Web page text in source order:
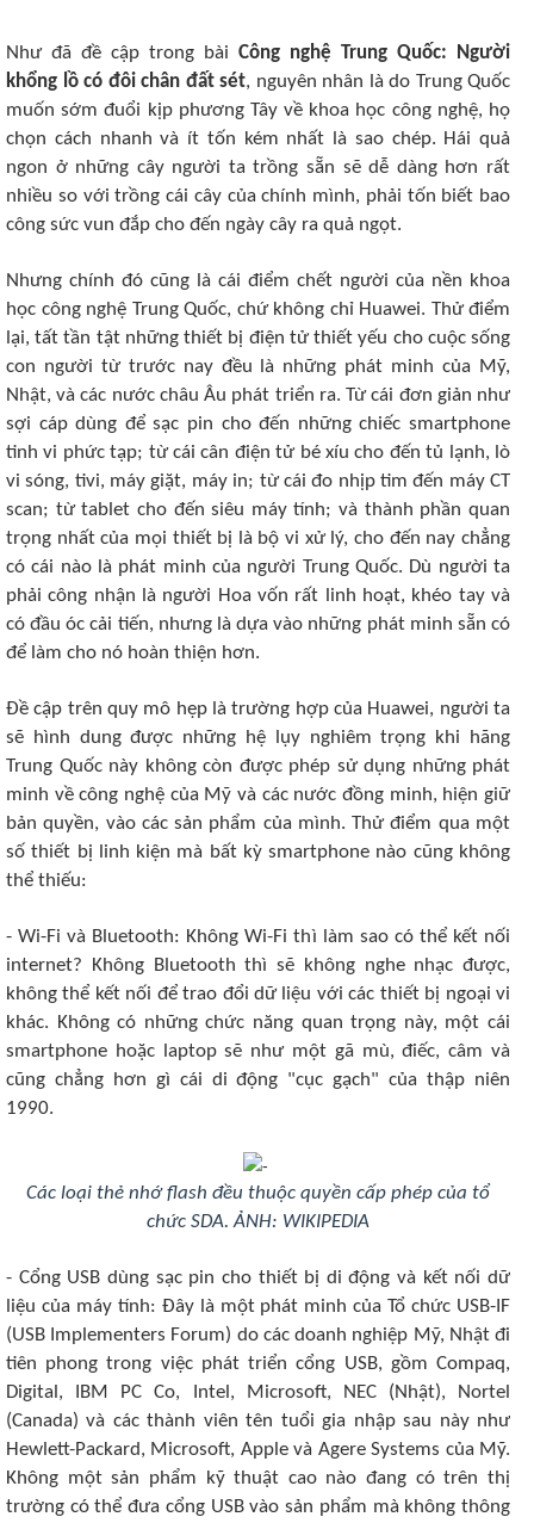
Như đã đề cập trong bài Công nghệ Trung Quốc: Người
khổng lồ có đôi chân đất sét, nguyên nhân là do Trung Quốc
muốn sớm đuổi kịp phương Tây về khoa học công nghệ, họ
chọn cách nhanh và ít tốn kém nhất là sao chép. Hái quả
ngon ở những cây người ta trồng sẵn sẽ dễ dàng hơn rất
nhiều so với trồng cái cây của chính mình, phải tốn biết bao
công sức vun đắp cho đến ngày cây ra quả ngọt.
Nhưng chính đó cũng là cái điểm chết người của nền khoa
học công nghệ Trung Quốc, chứ không chỉ Huawei. Thử điểm
lại, tất tần tật những thiết bị điện tử thiết yếu cho cuộc sống
con người từ trước nay đều là những phát minh của Mỹ,
Nhật, và các nước châu Âu phát triển ra. Từ cái đơn giản như
sợi cáp dùng để sạc pin cho đến những chiếc smartphone
tinh vi phức tạp; từ cái cân điện tử bé xíu cho đến tủ lạnh, lò
vi sóng, tivi, máy giặt, máy in; từ cái đo nhịp tim đến máy CT
scan; từ tablet cho đến siêu máy tính; và thành phần quan
trọng nhất của mọi thiết bị là bộ vi xử lý, cho đến nay chẳng
có cái nào là phát minh của người Trung Quốc. Dù người ta
phải công nhận là người Hoa vốn rất linh hoạt, khéo tay và
có đầu óc cải tiến, nhưng là dựa vào những phát minh sẵn có
để làm cho nó hoàn thiện hơn.
Đề cập trên quy mô hẹp là trường hợp của Huawei, người ta
sẽ hình dung được những hệ lụy nghiêm trọng khi hãng
Trung Quốc này không còn được phép sử dụng những phát
minh về công nghệ của Mỹ và các nước đồng minh, hiện giữ
bản quyền, vào các sản phẩm của mình. Thử điểm qua một
số thiết bị linh kiện mà bất kỳ smartphone nào cũng không
thể thiếu:
- Wi-Fi và Bluetooth: Không Wi-Fi thì làm sao có thể kết nối
internet? Không Bluetooth thì sẽ không nghe nhạc được,
không thể kết nối để trao đổi dữ liệu với các thiết bị ngoại vi
khác. Không có những chức năng quan trọng này, một cái
smartphone hoặc laptop sẽ như một gã mù, điếc, câm và
cũng chẳng hơn gì cái di động "cục gạch" của thập niên
1990.
Các loại thẻ nhớ flash đều thuộc quyền cấp phép của tổ
chức SDA. ẢNH: WIKIPEDIA
- Cổng USB dùng sạc pin cho thiết bị di động và kết nối dữ
liệu của máy tính: Đây là một phát minh của Tổ chức USB-IF
(USB Implementers Forum) do các doanh nghiệp Mỹ, Nhật đi
tiên phong trong việc phát triển cổng USB, gồm Compaq,
Digital, IBM PC Co, Intel, Microsoft, NEC (Nhật), Nortel
(Canada) và các thành viên tên tuổi gia nhập sau này như
Hewlett-Packard, Microsoft, Apple và Agere Systems của Mỹ.
Không một sản phẩm kỹ thuật cao nào đang có trên thị
trường có thể đưa cổng USB vào sản phẩm mà không thông